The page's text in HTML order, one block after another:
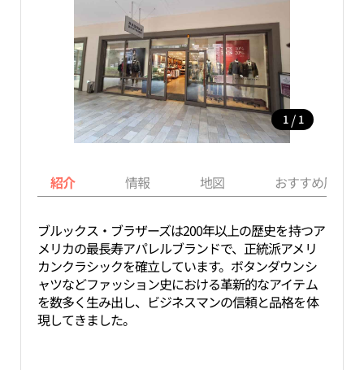
1 / 1
紹介 情報 地図 おすすめ周辺
ブルックス・ブラザーズは200年以上の歴史を持つア
メリカの最長寿アパレルブランドで、正統派アメリ
カンクラシックを確立しています。ボタンダウンシ
ャツなどファッション史における革新的なアイテム
を数多く生み出し、ビジネスマンの信頼と品格を体
現してきました。